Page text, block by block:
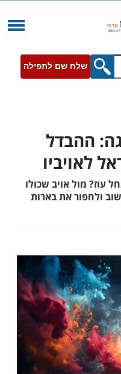
שלח שם לתפילה
ההבדל
את בארות